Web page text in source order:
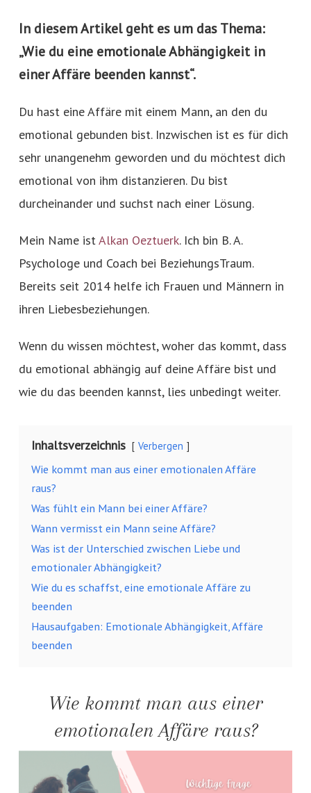
In diesem Artikel geht es um das Thema:
„Wie du eine emotionale Abhängigkeit in
einer Affäre beenden kannst“.
Du hast eine Affäre mit einem Mann, an den du
emotional gebunden bist. Inzwischen ist es für dich
sehr unangenehm geworden und du möchtest dich
emotional von ihm distanzieren. Du bist
durcheinander und suchst nach einer Lösung.
Mein Name istAlkan Oeztuerk. Ich bin B. A.
Psychologe und Coach bei BeziehungsTraum.
Bereits seit 2014 helfe ich Frauen und Männern in
ihren Liebesbeziehungen.
Wenn du wissen möchtest, woher das kommt, dass
du emotional abhängig auf deine Affäre bist und
wie du das beenden kannst, lies unbedingt weiter.
Inhaltsverzeichnis Verbergen
Wie kommt man aus einer emotionalen Affäre
raus?
Was fühlt ein Mann bei einer Affäre?
Wann vermisst ein Mann seine Affäre?
Was ist der Unterschied zwischen Liebe und
emotionaler Abhängigkeit?
Wie du es schaffst, eine emotionale Affäre zu
beenden
Hausaufgaben: Emotionale Abhängigkeit, Affäre
beenden
Wie kommt man aus einer
emotionalen Affäre raus?